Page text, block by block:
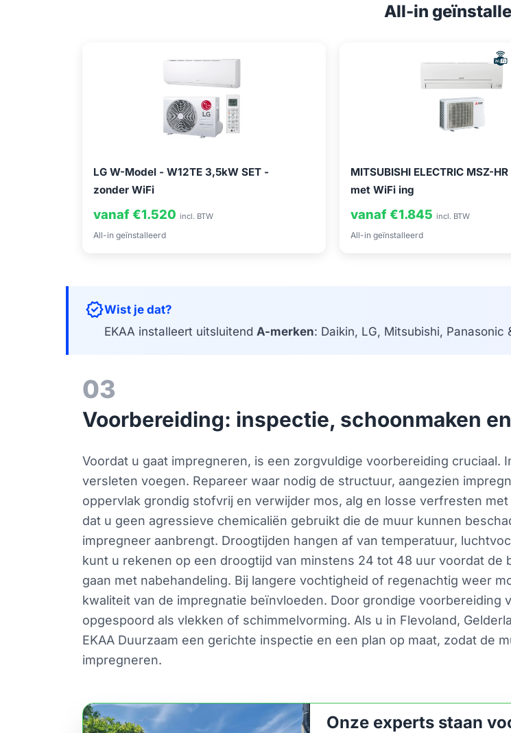
All-in
LG W-Model - W12TE 3,5kW SET -
zonder WiFi
vanaf €1.520 incl. BTW
All-in geïnstalleerd
MITSUBISHI ELECTRIC MSZ-
met WiFi ing
vanaf €1.845 incl. BTW
All-in geïnstalleerd
verifiedWist je dat?
EKAA installeert uitsluitend A-merken: Daikin, LG, Mitsubishi,
03
Voorbereiding: inspectie, schoonmaken
Voordat u gaat impregneren, is een zorgvuldige voorbereiding
versleten voegen. Repareer waar nodig de structuur, aangezien
oppervlak grondig stofvrij en verwijder mos, alg en losse verfresten
dat u geen agressieve chemicaliën gebruikt die de muur kunnen
impregneer aanbrengt. Droogtijden hangen af van temperatuur,
kunt u rekenen op een droogtijd van minstens 24 tot 48 uur voordat
gaan met nabehandeling. Bij langere vochtigheid of regenachtig weer
kwaliteit van de impregnatie beïnvloeden. Door grondige
opgespoord als vlekken of schimmelvorming. Als u in Flevoland,
EKAA Duurzaam een gerichte inspectie en een plan op maat, zodat de
impregneren.
Onze experts staan